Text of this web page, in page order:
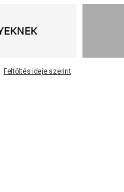
Feltöltés ideje szerint